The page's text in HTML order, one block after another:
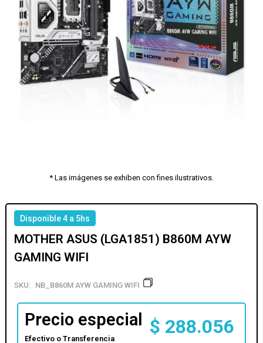
* Las imágenes se exhiben con fines ilustrativos.
Disponible 4 a 5hs
MOTHER ASUS (LGA1851) B860M AYW
GAMING WIFI
SKU: NB_B860M AYW GAMING WIFI
Precio especial
Efectivo o Transferencia
$ 288.056